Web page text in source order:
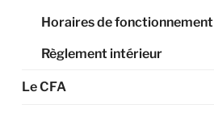
Horaires de fonctionnement
Règlement intérieur
Le CFA